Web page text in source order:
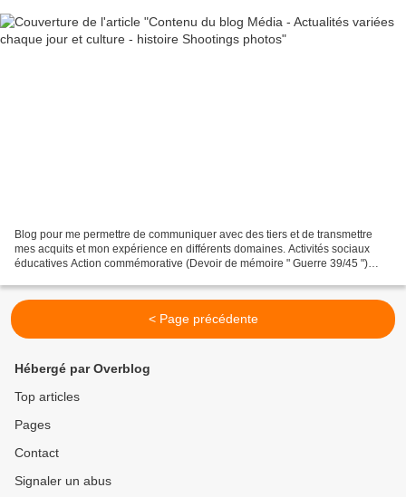
Blog pour me permettre de communiquer avec des tiers et de transmettre
mes acquits et mon expérience en différents domaines. Activités sociaux
éducatives Action commémorative (Devoir de mémoire " Guerre 39/45 ")
< Page précédente
Hébergé par Overblog
Top articles
Pages
Contact
Signaler un abus